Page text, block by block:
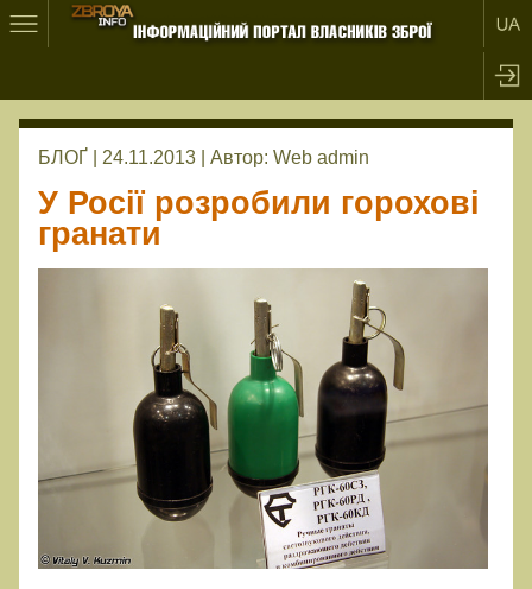
БЛОҐ | 24.11.2013 | Автор: Web admin
У Росії розробили горохові
гранати